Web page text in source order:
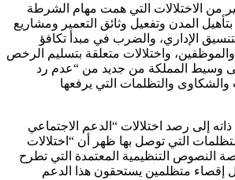
من الاختلالات التي همت مهام الشرطة
بتأهيل المدن وتفعيل وثائق التعمير ومشاريع
الإداري، والضرب في مبدأ تكافؤ
واختلالات متعلقة بتسليم الرخص
وسيط المملكة من جديد من “عدم رد
والشكاوى والتظلمات التي يرفعها
ذاته إلى رصد اختلالات “الدعم الاجتماعي
التي توصل بها ظهر أن “اختلالات
النصوص التنظيمية المعتمدة التي تطرح
متظلمين يستحقون هذا الدعم